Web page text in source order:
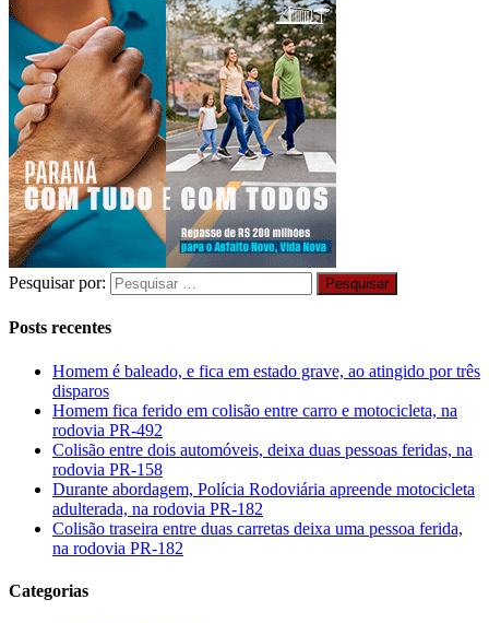
Pesquisar por:
Posts recentes
Homem é baleado, e fica em estado grave, ao atingido por três
disparos
Homem fica ferido em colisão entre carro e motocicleta, na
rodovia PR-492
Colisão entre dois automóveis, deixa duas pessoas feridas, na
rodovia PR-158
Durante abordagem, Polícia Rodoviária apreende motocicleta
adulterada, na rodovia PR-182
Colisão traseira entre duas carretas deixa uma pessoa ferida,
na rodovia PR-182
Categorias